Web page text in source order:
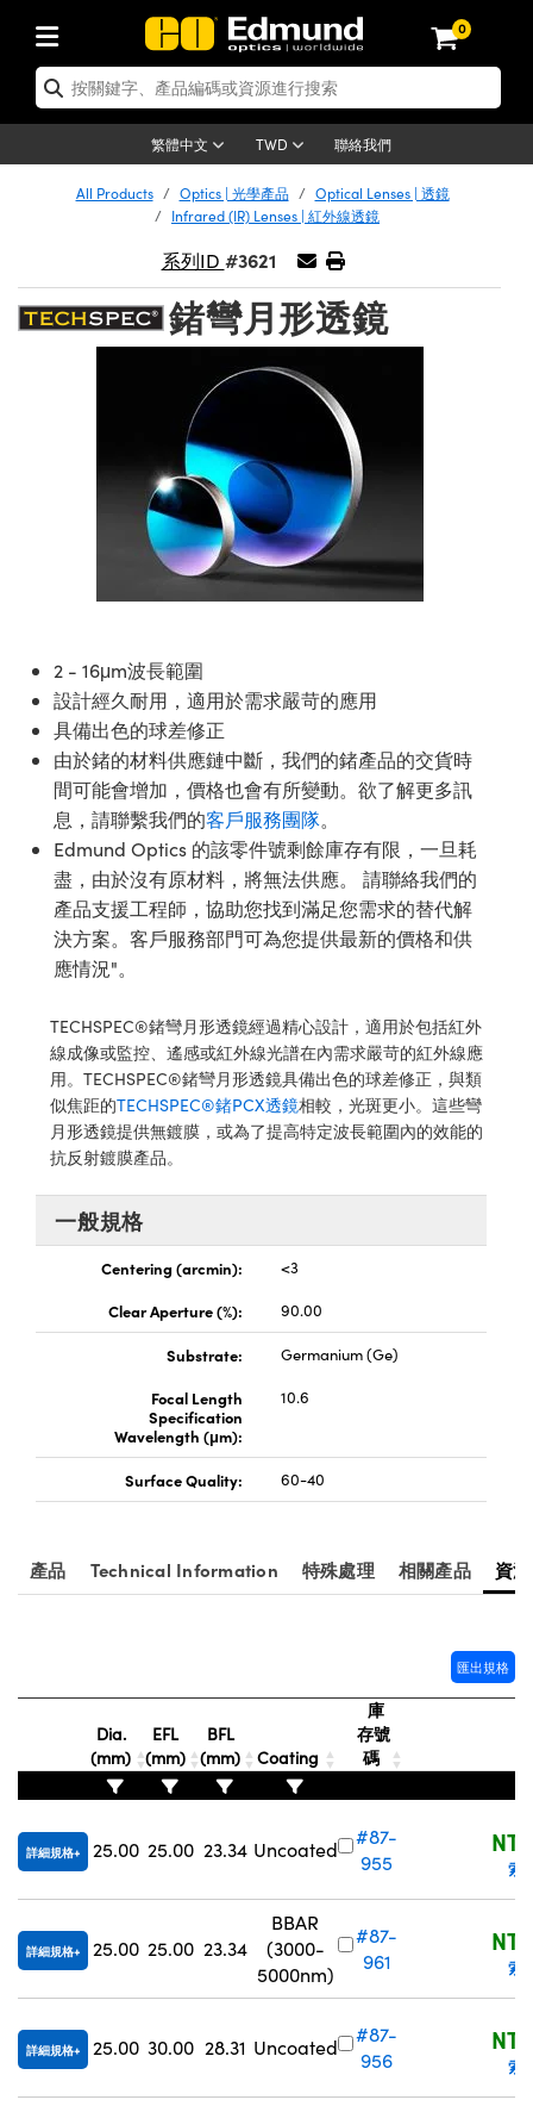
0
繁體中文 TWD 聯絡我們
| 光學產品
| 反射鏡
| 光學濾光片
Optics | 偏振光學元件
| 繞射光柵
| 光學組装
Components | SCHOTT 光
| 紅外線光學產品
| 光纖
| 雷射光學
| 超快光學
Sputtering) Coated Optics |
濺鍍）鍍膜光學元件
Elements (DOE) | 繞射光
Optics | 雷射光學
| 雷射透鏡
| 雷射濾光片
| 超快光學
Assemblies | 雷射光學元件組
Shaping | 雷射光束整形
| 雷射分光鏡
Isolators | 晶體和隔離器
| 雷射偏光片
| 雷射稜鏡
| 光機組件
System | 光學籠式系統
| 臺式系統
and Breadboards | 光學平臺
and Slides | 平臺和滑塊
| 顯微鏡
| Mitutoyo 物鏡
| Nikon 物鏡
| ZEISS 物鏡
Objectives | 有限共軛物鏡
| 反射物鏡
Objectives
Lighting |顯微鏡照明
Systems| 體視顯微鏡系統
Filters | 顯微鏡濾光片
Lenses | 變焦鏡頭模組
Targets | 顯微鏡標靶
Stage Micrometers | 刻劃板或
Mechanics | 顯微鏡用結構件
and Couplers | 中繼鏡或耦合鏡
Microscopes | 袖珍顯微鏡
| 雷射
and Electronics | 雷射
| 雷射用光機模組
| 實驗室和生產線
Lenses | 成像鏡頭
Lenses | 定焦鏡頭
| 遠心鏡頭
Magnification Lenses
Lenses for Harsh Environments
and Advanced
| 影視製作和高級攝影
Accessories | 成像鏡頭配件
| 相機
Cameras | Gigabit乙太網相
Cameras | Teledyne Dalsa
Microscopy Cameras
Cameras | Allied Vision 相機
| Basler 相機
Cameras | IDS 相機
Labs Cameras™ | Lucid Vision
| Pixelink 相機
Interface Cameras | 高速接口相
| 模擬相機
| 成像系統
and Illumination | 照明
Lighting | 機器視覺光源
Lighting |顯微鏡照明
| 雷射光源
Sources | 其他光源
Targets | 測試板
Targets | 解析度測試板
Targets | 畸變測試版
Level Test Targets | 色卡測試板
and Detection | 測試與監測
| 光學度量
Solutions | 機器視覺方案
and Electronics | 雷射
品
and Roughness Standards | 表
Components | 主動光學元件
and Detection
and Production | 實驗室和生產
| 清潔用品
Handling Tools | 零件夾持用品
| 光學膠
Products | Acktar 黑色吸
Accessories | UV固化設備
| 雷射防護
性裝置
Production
應用選購
| 光譜儀
Imaging
Tomography
By Brand
Development Systems
Optical Company
Components
Labs™
Components | SCHOTT 光
Products | 新品專區
| 清倉品
| 清倉光學產品
| 清倉顯微鏡
Lenses | 清倉成像鏡頭
| 清倉照明
and Detection
and Production | 清倉實驗室
Products | 重新認證產
| 重新認證光學產品
| 重新認證光機
| 重新認證雷射
| 重新認證顯微鏡
Lenses | 重新認證成像鏡
| 重新認證相機
| 重新認證照明
and Production | 重新認證實
All Products Optics | 光學產品
Optical Lenses | 透鏡
Infrared (IR) Lenses | 紅外線透鏡
系列ID #3621
鍺彎月形透鏡
2 - 16μm波長範圍
設計經久耐用，適用於需求嚴苛的應用
具備出色的球差修正
由於鍺的材料供應鏈中斷，我們的鍺產品的交貨時
間可能會增加，價格也會有所變動。欲了解更多訊
息，請聯繫我們的客戶服務團隊。
Edmund Optics 的該零件號剩餘庫存有限，一旦耗
盡，由於沒有原材料，將無法供應。 請聯絡我們的
產品支援工程師，協助您找到滿足您需求的替代解
決方案。客戶服務部門可為您提供最新的價格和供
應情況"。
TECHSPEC®鍺彎月形透鏡經過精心設計，適用於包括紅外
線成像或監控、遙感或紅外線光譜在內需求嚴苛的紅外線應
用。TECHSPEC®鍺彎月形透鏡具備出色的球差修正，與類
似焦距的TECHSPEC®鍺PCX透鏡相較，光斑更小。這些彎
月形透鏡提供無鍍膜，或為了提高特定波長範圍內的效能的
抗反射鍍膜產品。
一般規格
Centering (arcmin):
<3
Clear Aperture (%):
90.00
Substrate:
Germanium (Ge)
Focal Length
Specification
Wavelength (μm):
10.6
Surface Quality: 60-40
產品 Technical Information 特殊處理 相關產品 資源
匯出規格
Dia.
(mm)
EFL
(mm)
BFL
(mm)
Coating
庫
存號
碼
詳細規格 25.00 25.00 23.34 Uncoated
#87-
955
索
詳細規格 25.00 25.00 23.34
BBAR
(3000-
5000nm)
#87-
961
索
詳細規格 25.00 30.00 28.31 Uncoated
#87-
956
索